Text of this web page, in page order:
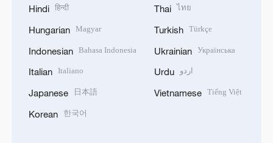
Hindi हिन्दी
Hungarian Magyar
Indonesian Bahasa Indonesia
Italian Italiano
Japanese 日本語
Korean 한국어
Thai ไทย
Turkish Türkçe
Ukrainian Українська
Urdu اردو
Vietnamese Tiếng Việt